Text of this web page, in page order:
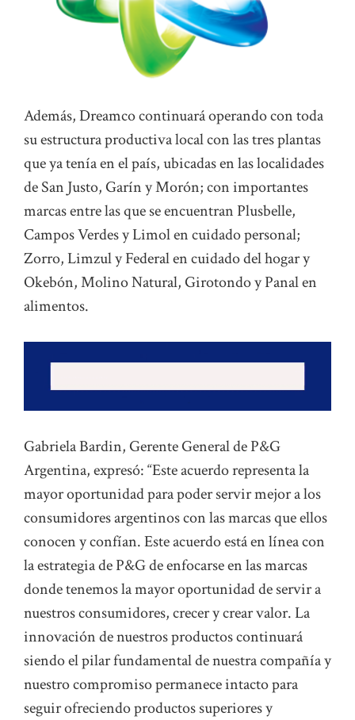
Además, Dreamco continuará operando con toda
su estructura productiva local con las tres plantas
que ya tenía en el país, ubicadas en las localidades
de San Justo, Garín y Morón; con importantes
marcas entre las que se encuentran Plusbelle,
Campos Verdes y Limol en cuidado personal;
Zorro, Limzul y Federal en cuidado del hogar y
Okebón, Molino Natural, Girotondo y Panal en
alimentos.
Gabriela Bardin, Gerente General de P&G
Argentina, expresó: “Este acuerdo representa la
mayor oportunidad para poder servir mejor a los
consumidores argentinos con las marcas que ellos
conocen y confían. Este acuerdo está en línea con
la estrategia de P&G de enfocarse en las marcas
donde tenemos la mayor oportunidad de servir a
nuestros consumidores, crecer y crear valor. La
innovación de nuestros productos continuará
siendo el pilar fundamental de nuestra compañía y
nuestro compromiso permanece intacto para
seguir ofreciendo productos superiores y